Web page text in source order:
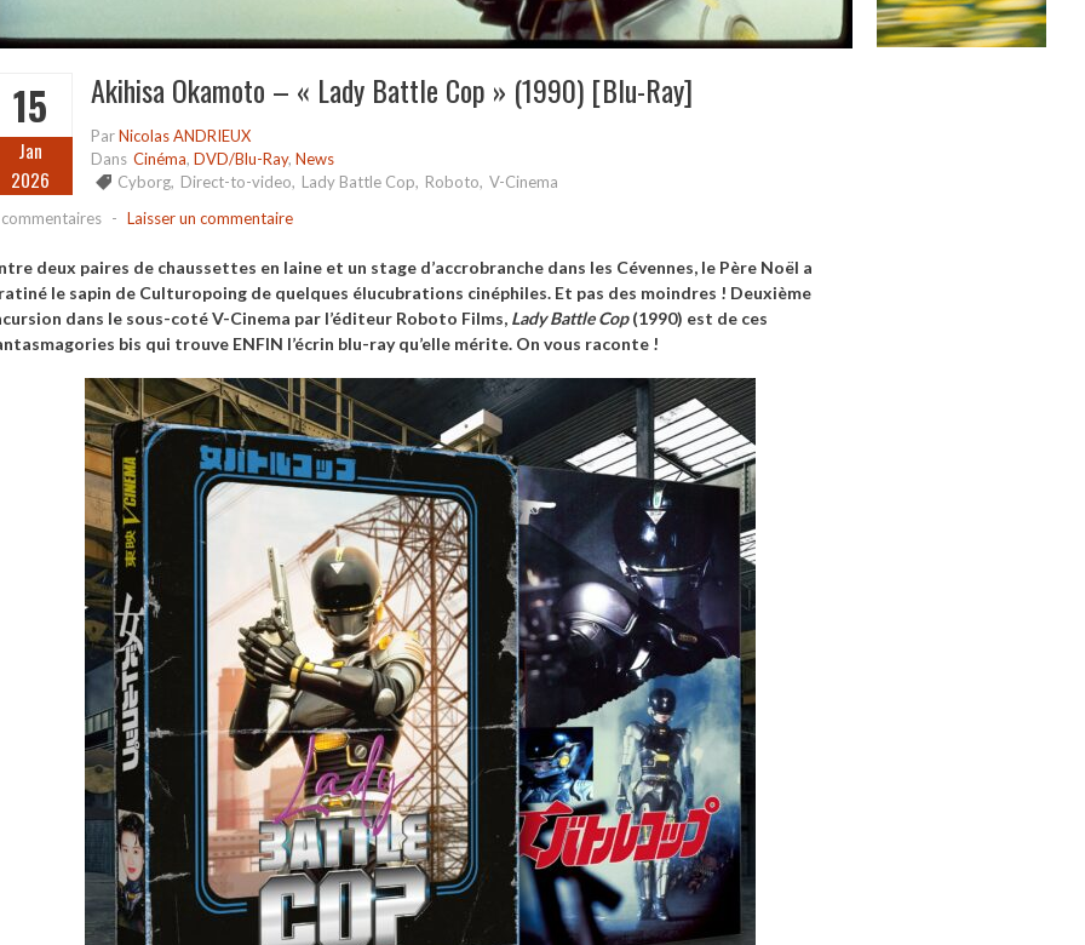
15
Jan
2026
Akihisa Okamoto – « Lady Battle Cop » (1990) [Blu-Ray]
ParNicolas ANDRIEUX
Dans Cinéma, DVD/Blu-Ray, News
Cyborg, Direct-to-video, Lady Battle Cop, Roboto, V-Cinema
- Laisser un commentaire
deux paires de chaussettes en laine et un stage d’accrobranche dans les Cévennes, le Père Noël a
le sapin de Culturopoing de quelques élucubrations cinéphiles. Et pas des moindres ! Deuxième
dans le sous-coté V-Cinema par l’éditeur Roboto Films, Lady Battle Cop(1990) est de ces
bis qui trouve ENFIN l’écrin blu-ray qu’elle mérite. On vous raconte !